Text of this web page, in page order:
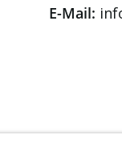
E-Mail: